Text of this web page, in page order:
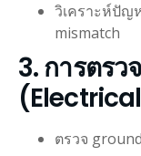
วิเคราะห์ปัญ
mismatch
3. การตร
ตรวจ